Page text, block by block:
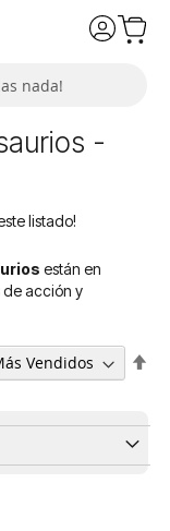
-
listado!
están en
de acción y